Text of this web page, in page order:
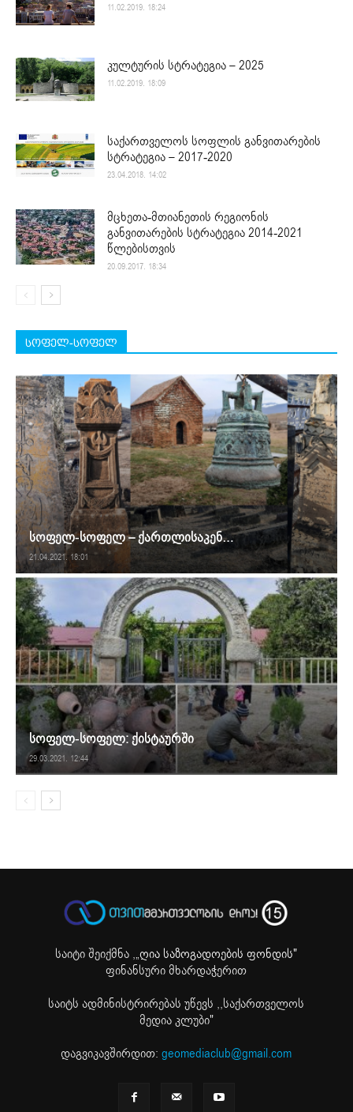
11.02.2019. 18:24
კულტურის სტრატეგია – 2025
11.02.2019. 18:09
საქართველოს სოფლის განვითარების
სტრატეგია – 2017-2020
23.04.2018. 14:02
მცხეთა-მთიანეთის რეგიონის
განვითარების სტრატეგია 2014-2021
წლებისთვის
20.09.2017. 18:34
სოფელ-სოფელ
სოფელ-სოფელ – ქართლისაკენ…
21.04.2021. 18:01
სოფელ-სოფელ: ქისტაურში
29.03.2021. 12:44
საიტი შეიქმნა ,„ღია საზოგადოების ფონდის"
ფინანსური მხარდაჭერით
საიტს ადმინისტრირებას უწევს ,,საქართველოს
მედია კლუბი"
დაგვიკავშირდით:geomediaclub@gmail.com